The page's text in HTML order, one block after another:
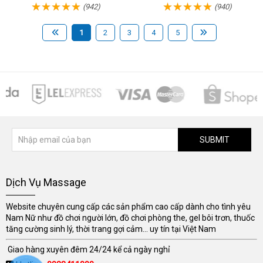
(942) (940)
1 2 3 4 5
SUBMIT
Dịch Vụ Massage
Website chuyên cung cấp các sản phẩm cao cấp dành cho tình yêu
Nam Nữ như đồ chơi người lớn, đồ chơi phòng the, gel bôi trơn, thuốc
tăng cường sinh lý, thời trang gợi cảm... uy tín tại Việt Nam
Giao hàng xuyên đêm 24/24 kể cả ngày nghỉ